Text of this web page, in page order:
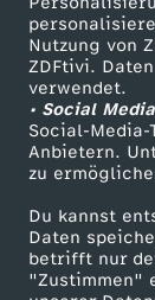
Nutzung von
ZDFtivi.
verwendet.
• Social
Social-Media-
Anbietern.
zu
Du kannst
Daten
betrifft nur
"Zustimmen"
e
n
t
.
t
t
ZDF Unternehmen
Karriere
ZDF goes Schule
Werbefernsehen